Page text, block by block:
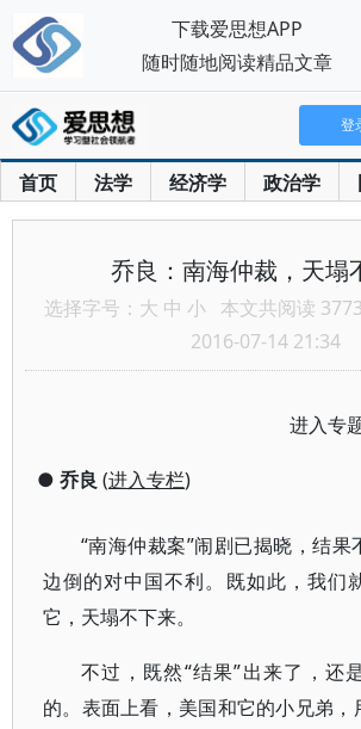
首页 法学 经济学 政治学
登
乔良：南海仲裁，天塌
选择字号： 大 中 小 本文共阅读
2016-07-14 21:34
进入专
● 乔良 (进入专栏)
“南海仲裁案”闹剧已揭晓，结果
边倒的对中国不利。既如此，我们
它，天塌不下来。
不过，既然“结果”出来了，还
的。表面上看，美国和它的小兄弟，
下载爱思想APP
随时随地阅读精品文章